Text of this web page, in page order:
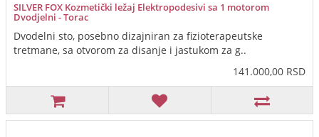
SILVER FOX Kozmetički ležaj Elektropodesivi sa 1 motorom
Dvodjelni - Torac
Dvodelni sto, posebno dizajniran za fizioterapeutske
tretmane, sa otvorom za disanje i jastukom za g..
141.000,00 RSD